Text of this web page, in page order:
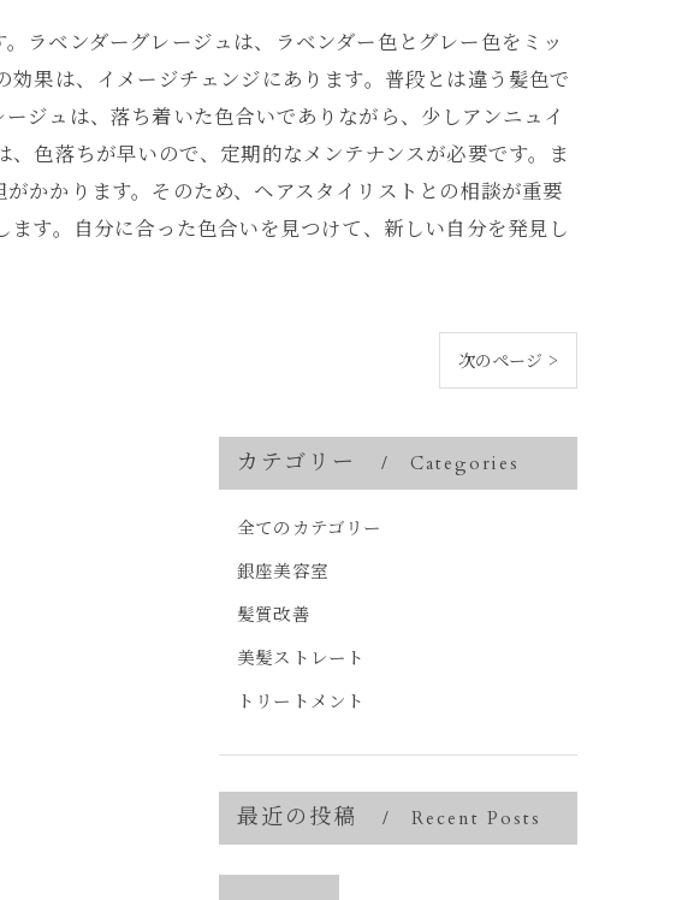
ラベンダーグレージュは、ラベンダー色とグレー色をミッ
果は、イメージチェンジにあります。普段とは違う髪色で
ジュは、落ち着いた色合いでありながら、少しアンニュイ
色落ちが早いので、定期的なメンテナンスが必要です。ま
かかります。そのため、ヘアスタイリストとの相談が重要
す。自分に合った色合いを見つけて、新しい自分を発見し
次のページ >
カテゴリー Categories
全てのカテゴリー
銀座美容室
髪質改善
美髪ストレート
トリートメント
最近の投稿 Recent Posts